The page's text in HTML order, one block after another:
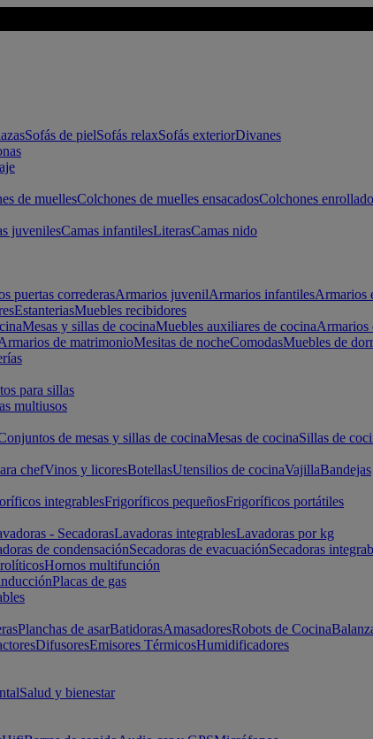
Sofás de pielSofás relaxSofás exteriorDivanes
de muellesColchones de muelles ensacadosColchones
juvenilesCamas infantilesLiterasCamas nido
puertas correderasArmarios juvenilArmarios infantilesArmarios
EstanteriasMuebles recibidores
Mesas y sillas de cocinaMuebles auxiliares de cocinaArmarios
de matrimonioMesitas de nocheComodasMuebles de
para sillas
multiusos
de mesas y sillas de cocinaMesas de cocinaSillas de
chefVinos y licoresBotellasUtensilios de cocinaVajillaBandejas
integrablesFrigoríficos pequeñosFrigoríficos portátiles
- SecadorasLavadoras integrablesLavadoras por kg
de condensaciónSecadoras de evacuaciónSecadoras
Hornos multifunción
Placas de gas
Planchas de asarBatidorasAmasadoresRobots de Cocina
DifusoresEmisores TérmicosHumidificadores
Salud y bienestar